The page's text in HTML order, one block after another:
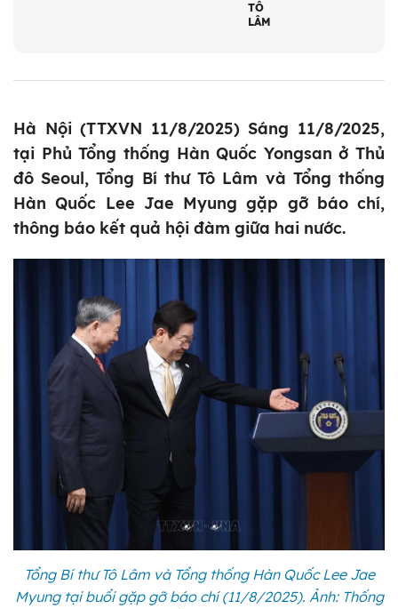
TÔ
LÂM
Hà Nội (TTXVN 11/8/2025) Sáng 11/8/2025,
tại Phủ Tổng thống Hàn Quốc Yongsan ở Thủ
đô Seoul, Tổng Bí thư Tô Lâm và Tổng thống
Hàn Quốc Lee Jae Myung gặp gỡ báo chí,
thông báo kết quả hội đàm giữa hai nước.
Tổng Bí thư Tô Lâm và Tổng thống Hàn Quốc Lee Jae
Myung tại buổi gặp gỡ báo chí (11/8/2025). Ảnh: Thống